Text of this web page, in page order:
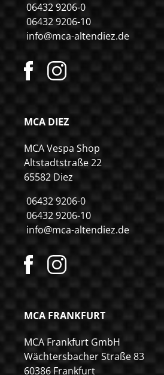
06432 9206-0
06432 9206-10
info@mca-altendiez.de
MCA DIEZ
MCA Vespa Shop
Altstadtstraße 22
65582 Diez
06432 9206-0
06432 9206-10
info@mca-altendiez.de
MCA FRANKFURT
MCA Frankfurt GmbH
Wächtersbacher Straße 83
60386 Frankfurt